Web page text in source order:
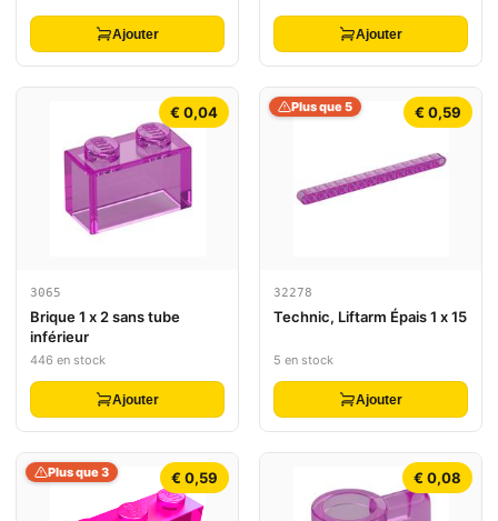
Ajouter Ajouter
€ 0,04
3065
Brique 1 x 2 sans tube
inférieur
446 en stock
Ajouter
€ 0,59
Plus que 5
32278
Technic, Liftarm Épais 1 x 15
5 en stock
Ajouter
€ 0,59
Plus que 3 € 0,08